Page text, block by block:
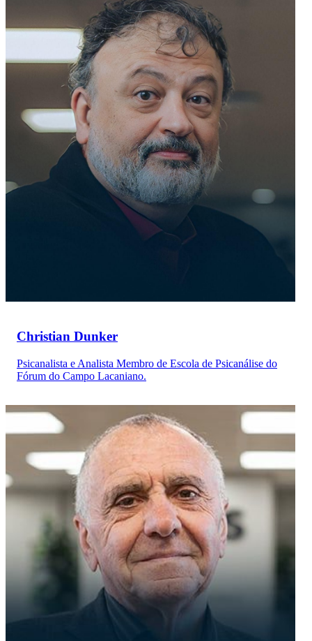
Christian Dunker
Psicanalista e Analista Membro de Escola de Psicanálise do
Fórum do Campo Lacaniano.